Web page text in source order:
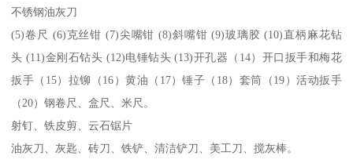
不锈钢油灰刀
(5)卷尺 (6)克丝钳 (7)尖嘴钳 (8)斜嘴钳 (9)玻璃胶 (10)直柄麻花钻
头 (11)金刚石钻头 (12)电锤钻头 (13)开孔器（14）开口扳手和梅花
扳手（15）拉铆（16）黄油（17）锤子（18）套筒（19）活动扳手
（20）钢卷尺、盒尺、米尺。
射钉、铁皮剪、云石锯片
油灰刀、灰匙、砖刀、铁铲、清洁铲刀、美工刀、搅灰棒。